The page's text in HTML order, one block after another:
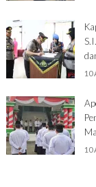
10
10